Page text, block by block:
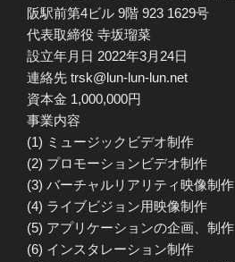
阪駅前第4ビル 9階 923 1629号
代表取締役 寺坂瑠菜
設立年月日 2022年3月24日
連絡先 trsk@lun-lun-lun.net
資本金 1,000,000円
事業内容
(1) ミュージックビデオ制作
(2) プロモーションビデオ制作
(3) バーチャルリアリティ映像制作
(4) ライブビジョン用映像制作
(5) アプリケーションの企画、制作
(6) インスタレーション制作